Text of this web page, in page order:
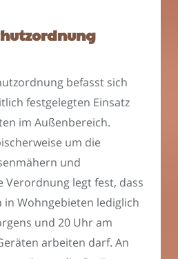
befasst sich
festgelegten Einsatz
im Außenbereich.
um die
und
Verordnung legt fest, dass
in Wohngebieten lediglich
und 20 Uhr am
arbeiten darf. An